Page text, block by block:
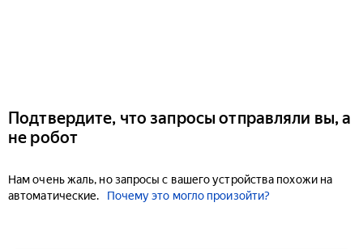
Подтвердите, что запросы отправляли вы, а
не робот
Нам очень жаль, но запросы с вашего устройства похожи на
автоматические.
Почему это могло произойти?